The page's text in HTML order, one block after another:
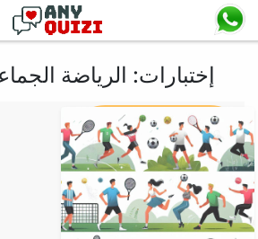
إختبارات: الرياضة